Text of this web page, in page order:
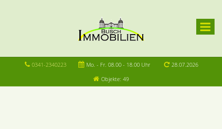
0341-2340223 Mo. - Fr. 08.00 - 18.00 Uhr
28.07.2026
Objekte: 49